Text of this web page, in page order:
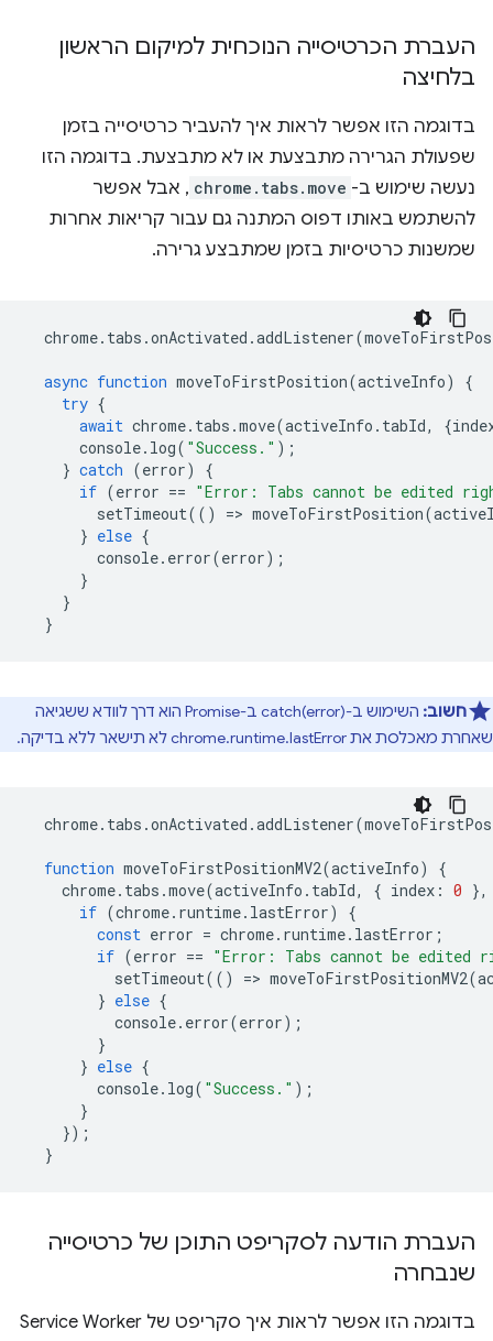
העברת הכרטיסייה הנוכחית למיקום הראשון
בלחיצה
בדוגמה הזו אפשר לראות איך להעביר כרטיסייה בזמן
שפעולת הגרירה מתבצעת או לא מתבצעת. בדוגמה הזו
נעשה שימוש ב- chrome.tabs.move , אבל אפשר
להשתמש באותו דפוס המתנה גם עבור קריאות אחרות
שמשנות כרטיסיות בזמן שמתבצע גרירה.
chrome. tabs .onActivated .addListener(
async function moveToFirstPosition(activeInfo)
{
try {
await chrome. tabs .move(activeInfo . tabId, {
console. log( "Success." );
} catch (error)
{
if (error == "Error: Tabs cannot be edited
setTimeout(() => moveToFirstPosition(
} else {
console. error(error);
}
}
}
חשוב:
השימוש ב-catch(error) ב-Promise הוא דרך לוודא ששגיאה
שאחרת מאכלסת את chrome.runtime.lastError לא תישאר ללא בדיקה.
chrome. tabs .onActivated .addListener(
function moveToFirstPositionMV2(activeInfo)
{
chrome. tabs .move(activeInfo . tabId, { index : 0 },
if (chrome. runtime. lastError)
{
const error = chrome. runtime. lastError ;
if (error == "Error: Tabs cannot be edited
setTimeout(() => moveToFirstPositionMV2(
} else {
console. error(error);
}
} else {
console. log( "Success." );
}
});
}
העברת הודעה לסקריפט התוכן של כרטיסייה
שנבחרה
בדוגמה הזו אפשר לראות איך סקריפט של Service Worker